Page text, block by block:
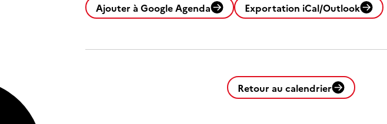
Ajouter à Google Agenda Exportation iCal/Outlook
Retour au calendrier